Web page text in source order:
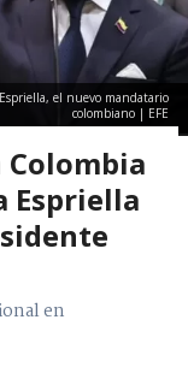
el nuevo mandatario
colombiano | EFE
Colombia
Espriella
en